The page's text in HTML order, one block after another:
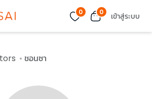
0 0 เข้าสู่ระบบ
ชอนซา